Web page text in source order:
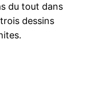
du tout dans
trois dessins